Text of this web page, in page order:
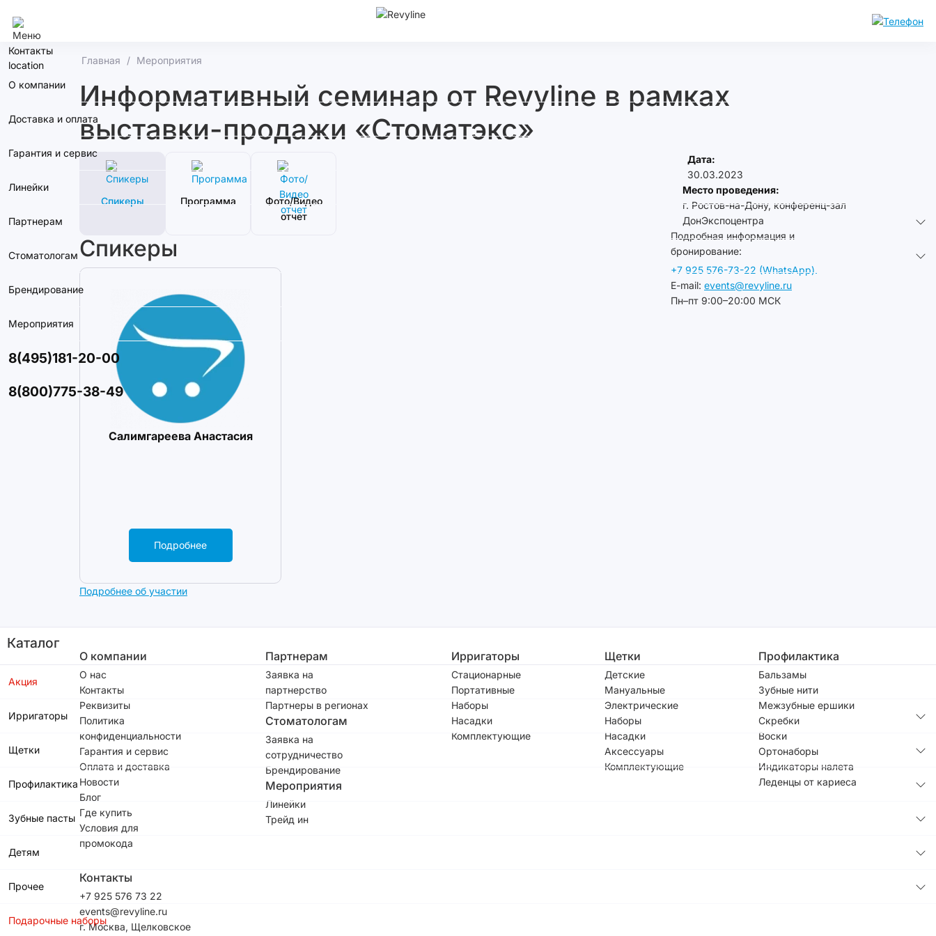
Контакты
О компании
Доставка и оплата
Гарантия и сервис
Линейки
Партнерам
Стоматологам
Брендирование
Мероприятия
8(495)181-20-00
8(800)775-38-49
Каталог
Акция
Ирригаторы
Щетки
Профилактика
Зубные пасты
Детям
Прочее
Подарочные наборы
Главная Мероприятия
Информативный семинар от Revyline в рамках
выставки-продажи «Стоматэкс»
Спикеры Программа
Фото/Видео
отчет
Спикеры
Салимгареева Анастасия
Подробнее
Подробнее об участии
Дата:
30.03.2023
Место проведения:
г. Ростов-на-Дону, конференц-зал
ДонЭкспоцентра
Подробная информация и
бронирование:
+7 925 576-73-22 (WhatsApp).
E-mail: events@revyline.ru
Пн–пт 9:00–20:00 МСК
О компании
О нас
Контакты
Реквизиты
Политика
конфиденциальности
Гарантия и сервис
Оплата и доставка
Новости
Блог
Где купить
Условия для
промокода
Партнерам
Заявка на
партнерство
Партнеры в регионах
Стоматологам
Заявка на
сотрудничество
Брендирование
Мероприятия
Линейки
Трейд ин
Ирригаторы
Стационарные
Портативные
Наборы
Насадки
Комплектующие
Щетки
Детские
Мануальные
Электрические
Наборы
Насадки
Аксессуары
Комплектующие
Профилактика
Бальзамы
Зубные нити
Межзубные ершики
Скребки
Воски
Ортонаборы
Индикаторы налета
Леденцы от кариеса
Контакты
+7 925 576 73 22
events@revyline.ru
г. Москва, Щелковское